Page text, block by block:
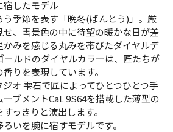
したモデル
季節を表す「晩冬(ばんとう)」。厳
、雪景色の中に待望の暖かな日が差
かみを感じる丸みを帯びたダイヤルデ
ルドのダイヤルカラーは、匠たちが
りを表現しています。
オ 雫石で匠によってひとつひとつ手
ブメントCal. 9S64を搭載した薄型の
っきりと演出します。
いを腕に宿すモデルです。